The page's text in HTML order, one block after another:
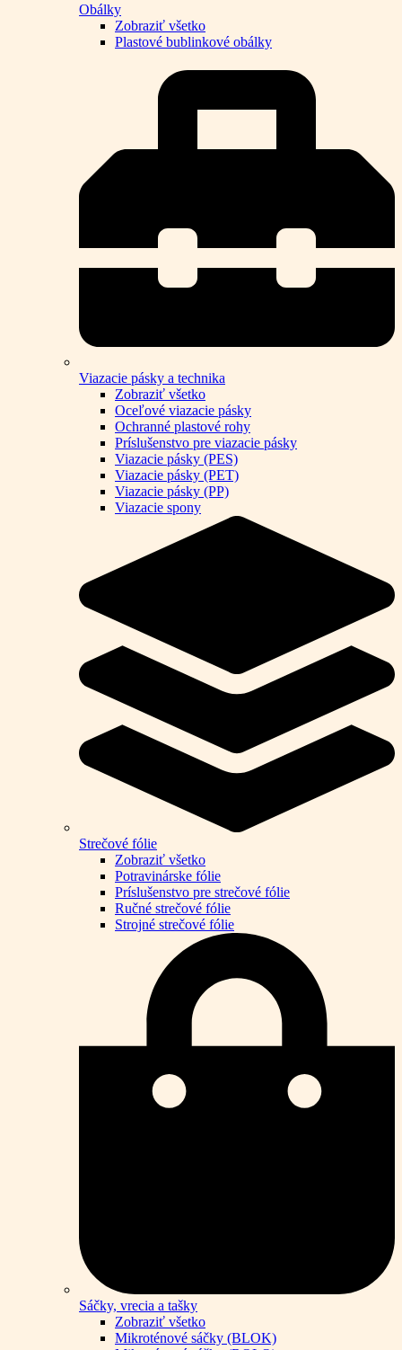
Obálky
Zobraziť všetko
Plastové bublinkové obálky
Viazacie pásky a technika
Zobraziť všetko
Oceľové viazacie pásky
Ochranné plastové rohy
Príslušenstvo pre viazacie pásky
Viazacie pásky (PES)
Viazacie pásky (PET)
Viazacie pásky (PP)
Viazacie spony
Strečové fólie
Zobraziť všetko
Potravinárske fólie
Príslušenstvo pre strečové fólie
Ručné strečové fólie
Strojné strečové fólie
Sáčky, vrecia a tašky
Zobraziť všetko
Mikroténové sáčky (BLOK)